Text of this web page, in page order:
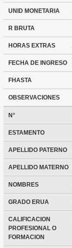
UNID MONETARIA
R BRUTA
HORAS EXTRAS
FECHA DE INGRESO
FHASTA
OBSERVACIONES
N°
ESTAMENTO
APELLIDO PATERNO
APELLIDO MATERNO
NOMBRES
GRADO ERUA
CALIFICACION
PROFESIONAL O
FORMACION